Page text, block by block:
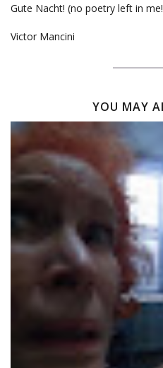
Gute Nacht! (no poetry left in
Victor Mancini
YOU MAY